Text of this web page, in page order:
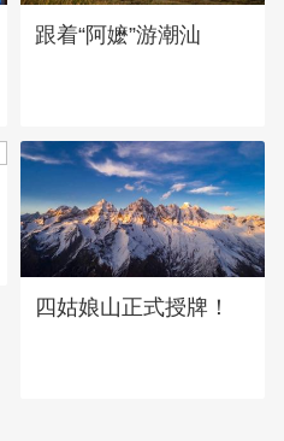
跟着“阿嬷”游潮汕
四姑娘山正式授牌！